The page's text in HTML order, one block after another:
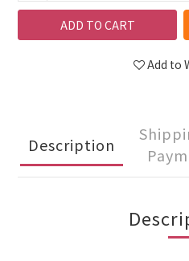
ADD TO CART
Add to
Description